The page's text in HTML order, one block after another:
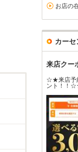
お店の
カーセ
来店クー
☆★来店予
ント！！